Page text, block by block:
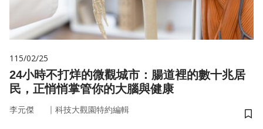
115/02/25
24小時不打烊的微觀城市：腸道裡的數十兆居
民，正悄悄掌管你的大腦與健康
李元傑 ｜ 科技大觀園特約編輯
儲